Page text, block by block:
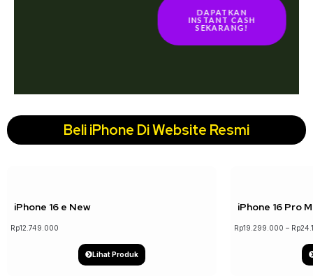
DAPATKAN
INSTANT CASH
SEKARANG!
Beli iPhone Di Website Resmi
iPhone 16 e New
Rp12.749.000
Lihat Produk
iPhone 16 Pro
Rp19.299.000 – Rp